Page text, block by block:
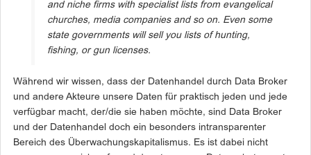
and niche firms with specialist lists from evangelical
churches, media companies and so on. Even some
state governments will sell you lists of hunting,
fishing, or gun licenses.
Während wir wissen, dass der Datenhandel durch Data Broker
und andere Akteure unsere Daten für praktisch jeden und jede
verfügbar macht, der/die sie haben möchte, sind Data Broker
und der Datenhandel doch ein besonders intransparenter
Bereich des Überwachungskapitalismus. Es ist dabei nicht